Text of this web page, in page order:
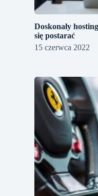
Doskonały
się postarać
15 czerwca 2022